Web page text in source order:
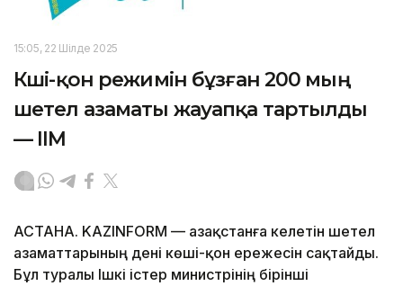
15:05, 22 Шілде 2025
Көші-қон режимін бұзған 200 мың
шетел азаматы жауапқа тартылды
— ІІМ
АСТАНА. KAZINFORM — Қазақстанға келетін шетел
азаматтарының дені көші-қон ережесін сақтайды.
Бұл туралы Ішкі істер министрінің бірінші